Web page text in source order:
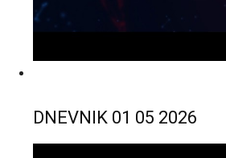
DNEVNIK 01 05 2026